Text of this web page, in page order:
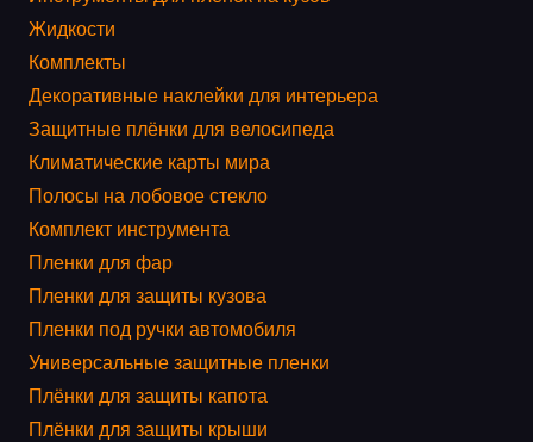
Жидкости
Комплекты
Декоративные наклейки для интерьера
Защитные плёнки для велосипеда
Климатические карты мира
Полосы на лобовое стекло
Комплект инструмента
Пленки для фар
Пленки для защиты кузова
Пленки под ручки автомобиля
Универсальные защитные пленки
Плёнки для защиты капота
Плёнки для защиты крыши